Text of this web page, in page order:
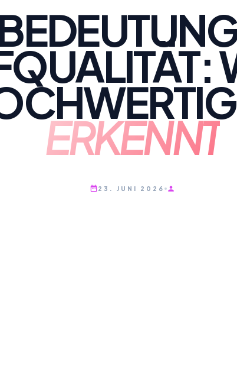
ERKENNT
23. JUNI 2026